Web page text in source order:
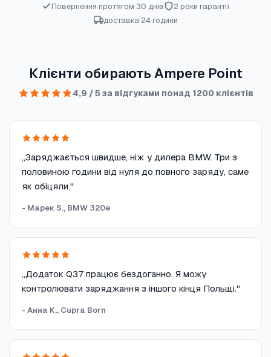
Повернення протягом 30 днів
2 роки гарантії
доставка 24 години
Клієнти обирають Ampere Point
4,9 / 5 за відгуками понад 1200 клієнтів
„Заряджається швидше, ніж у дилера BMW. Три з
половиною години від нуля до повного заряду, саме
як обіцяли."
- Марек S., BMW 320e
„Додаток Q37 працює бездоганно. Я можу
контролювати заряджання з іншого кінця Польщі."
- Анна К., Cupra Born